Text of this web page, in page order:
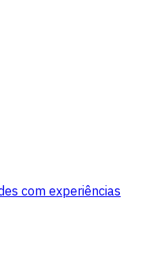
com experiências